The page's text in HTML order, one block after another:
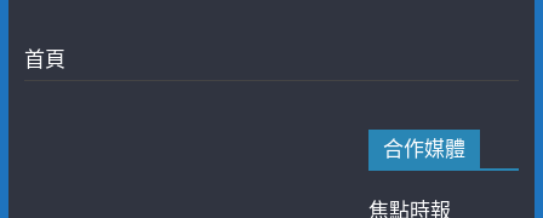
首頁
合作媒體
焦點時報